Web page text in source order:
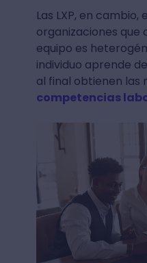
Las LXP, en
organizaciones que
equipo es
individuo aprende
al final obtienen las
competencias